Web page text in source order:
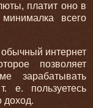
платит оно в
всего
обычный интернет
позволяет
зарабатывать
е. пользуетесь
доход.